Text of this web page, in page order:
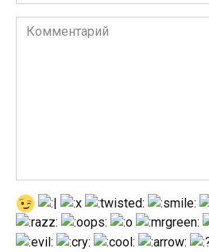
Комментарий